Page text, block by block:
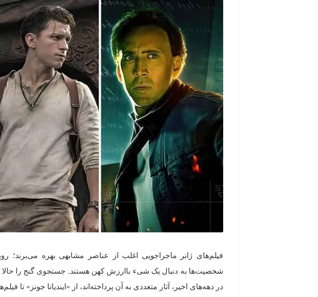
فیلم‌های ژانر ماجراجویی اغلب از عناصر مشابهی بهره می‌برند؛
شخصیت‌ها به دنبال یک شیء باارزش کهن هستند. جستجوی گنج را حالا
در دهه‌های اخیر، آثار متعددی به آن‌ پرداخته‌اند، از «ایندیانا جونز» تا
مشاهده و خرید